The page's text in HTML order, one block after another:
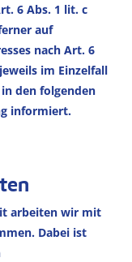
6 Abs. 1 lit. c
auf
nach Art. 6
im Einzelfall
den folgenden
informiert.
arbeiten wir mit
Dabei ist